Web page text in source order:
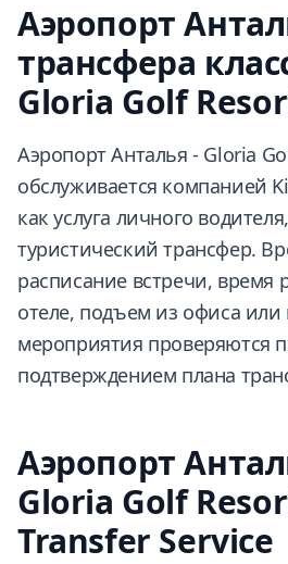
Аэропорт
трансфера
Gloria Golf
Аэропорт Анталья - Gloria
обслуживается компанией
как услуга личного
туристический трансфер.
расписание встречи, время
отеле, подъем из офиса или
мероприятия проверяются
подтверждением плана
Аэропорт
Gloria Golf
Transfer Service